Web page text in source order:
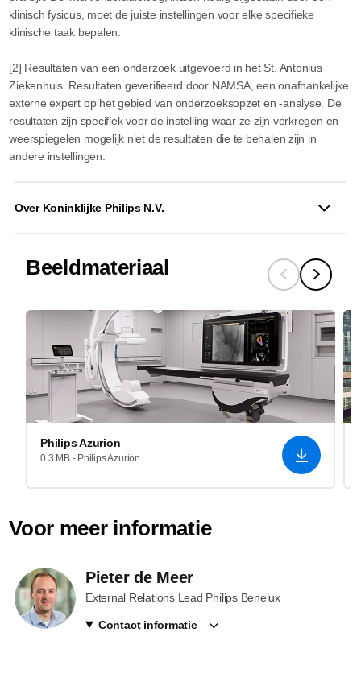
klinisch fysicus, moet de juiste instellingen voor elke specifieke
klinische taak bepalen.
[2] Resultaten van een onderzoek uitgevoerd in het St. Antonius
Ziekenhuis. Resultaten geverifieerd door NAMSA, een onafhankelijke
externe expert op het gebied van onderzoeksopzet en -analyse. De
resultaten zijn specifiek voor de instelling waar ze zijn verkregen en
weerspiegelen mogelijk niet de resultaten die te behalen zijn in
andere instellingen.
Over Koninklijke Philips N.V.
Beeldmateriaal
Philips Azurion
0.3 MB - Philips Azurion
Voor meer informatie
Pieter de Meer
External Relations Lead Philips Benelux
Contact informatie